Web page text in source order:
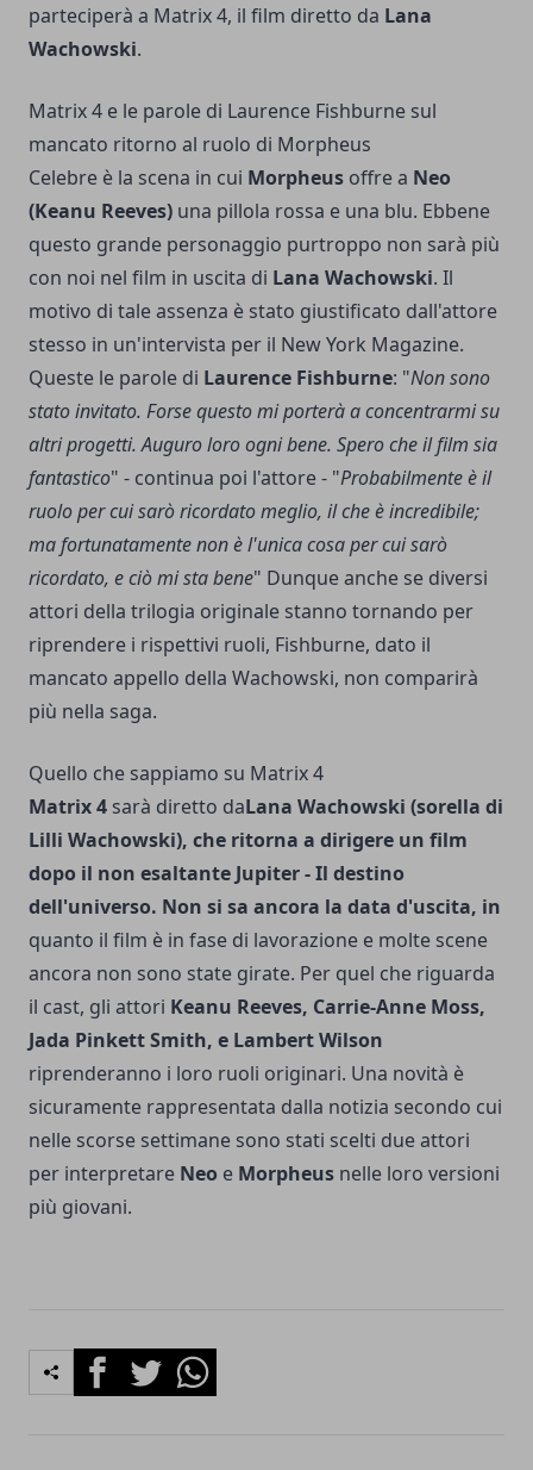
parteciperà a Matrix 4, il film diretto da Lana
Wachowski.
Matrix 4 e le parole di Laurence Fishburne sul
mancato ritorno al ruolo di Morpheus
Celebre è la scena in cui Morpheus offre a Neo
(Keanu Reeves) una pillola rossa e una blu. Ebbene
questo grande personaggio purtroppo non sarà più
con noi nel film in uscita di Lana Wachowski. Il
motivo di tale assenza è stato giustificato dall'attore
stesso in un'intervista per il New York Magazine.
Queste le parole di Laurence Fishburne: "Non sono
stato invitato. Forse questo mi porterà a concentrarmi su
altri progetti. Auguro loro ogni bene. Spero che il film sia
fantastico" - continua poi l'attore - "Probabilmente è il
ruolo per cui sarò ricordato meglio, il che è incredibile;
ma fortunatamente non è l'unica cosa per cui sarò
ricordato, e ciò mi sta bene" Dunque anche se diversi
attori della trilogia originale stanno tornando per
riprendere i rispettivi ruoli, Fishburne, dato il
mancato appello della Wachowski, non comparirà
più nella saga.
Quello che sappiamo su Matrix 4
Matrix 4 sarà diretto daLana Wachowski (sorella di
Lilli Wachowski), che ritorna a dirigere un film
dopo il non esaltante Jupiter - Il destino
dell'universo. Non si sa ancora la data d'uscita, in
quanto il film è in fase di lavorazione e molte scene
ancora non sono state girate. Per quel che riguarda
il cast, gli attori Keanu Reeves, Carrie-Anne Moss,
Jada Pinkett Smith, e Lambert Wilson
riprenderanno i loro ruoli originari. Una novità è
sicuramente rappresentata dalla notizia secondo cui
nelle scorse settimane sono stati scelti due attori
per interpretare Neo e Morpheus nelle loro versioni
più giovani.
FacebookTwitterWhatsapp